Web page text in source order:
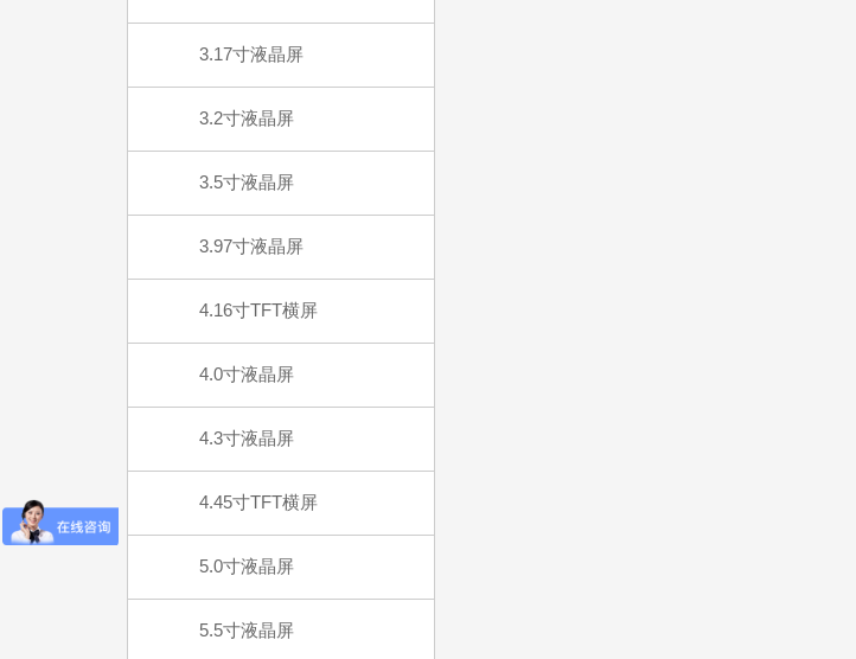
3.17寸液晶屏
3.2寸液晶屏
3.5寸液晶屏
3.97寸液晶屏
4.16寸TFT横屏
4.0寸液晶屏
4.3寸液晶屏
4.45寸TFT横屏
5.0寸液晶屏
5.5寸液晶屏